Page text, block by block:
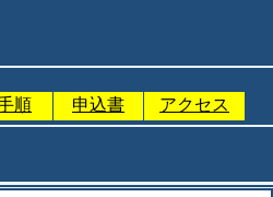
順 申込書 アクセス